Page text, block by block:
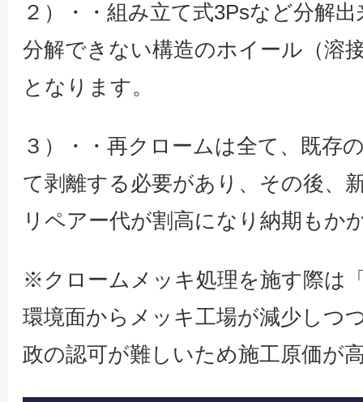
２）・・組み立て式3Psなど分解
分解できない構造のホイール（溶
となります。
３）・・再クロームは全て、既存
て剥離する必要があり、その後、
リペアー代が割高になり納期もか
※クロームメッキ処理を施す際は
環境面からメッキ工場が減少しつ
政の認可が難しいため施工原価が